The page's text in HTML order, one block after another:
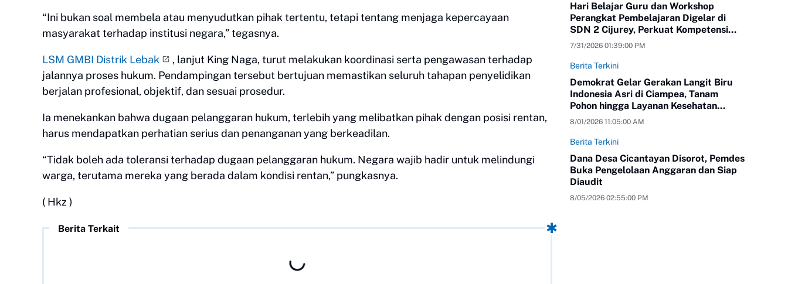
“Ini bukan soal membela atau menyudutkan pihak tertentu, tetapi tentang menjaga kepercayaan
masyarakat terhadap institusi negara,” tegasnya.
LSM GMBI Distrik Lebak
, lanjut King Naga, turut melakukan koordinasi serta pengawasan terhadap
jalannya proses hukum. Pendampingan tersebut bertujuan memastikan seluruh tahapan penyelidikan
berjalan profesional, objektif, dan sesuai prosedur.
Ia menekankan bahwa dugaan pelanggaran hukum, terlebih yang melibatkan pihak dengan posisi rentan,
harus mendapatkan perhatian serius dan penanganan yang berkeadilan.
“Tidak boleh ada toleransi terhadap dugaan pelanggaran hukum. Negara wajib hadir untuk melindungi
warga, terutama mereka yang berada dalam kondisi rentan,” pungkasnya.
( Hkz )
Berita Terkait
Hari Belajar Guru dan Workshop
Perangkat Pembelajaran Digelar di
SDN 2 Cijurey, Perkuat Kompetensi
Pendidik
7/31/2026 01:39:00 PM
Berita Terkini
Demokrat Gelar Gerakan Langit Biru
Indonesia Asri di Ciampea, Tanam
Pohon hingga Layanan Kesehatan
Gratis
8/01/2026 11:05:00 AM
Berita Terkini
Dana Desa Cicantayan Disorot, Pemdes
Buka Pengelolaan Anggaran dan Siap
Diaudit
8/05/2026 02:55:00 PM